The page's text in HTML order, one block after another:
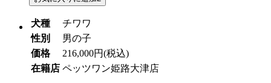
犬種
チワワ
性別
男の子
価格
216,000円(税込)
在籍店 ペッツワン姫路大津店